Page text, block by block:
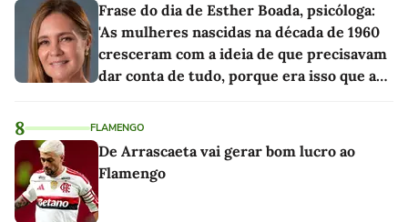
Frase do dia de Esther Boada, psicóloga:
'As mulheres nascidas na década de 1960
cresceram com a ideia de que precisavam
dar conta de tudo, porque era isso que a
8 FLAMENGO
De Arrascaeta vai gerar bom lucro ao
Flamengo